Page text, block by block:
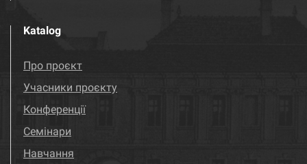
Katalog
Про проєкт
Учасники проєкту
Конференції
Семінари
Навчання